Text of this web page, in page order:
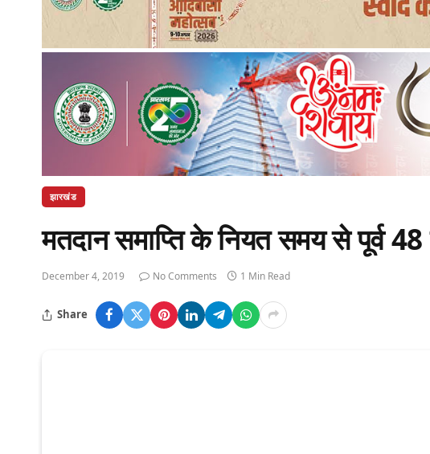
झारखंड
मतदान समाप्ति के नियत समय से पूर्व
December 4, 2019 No Comments 1 Min Read
Share